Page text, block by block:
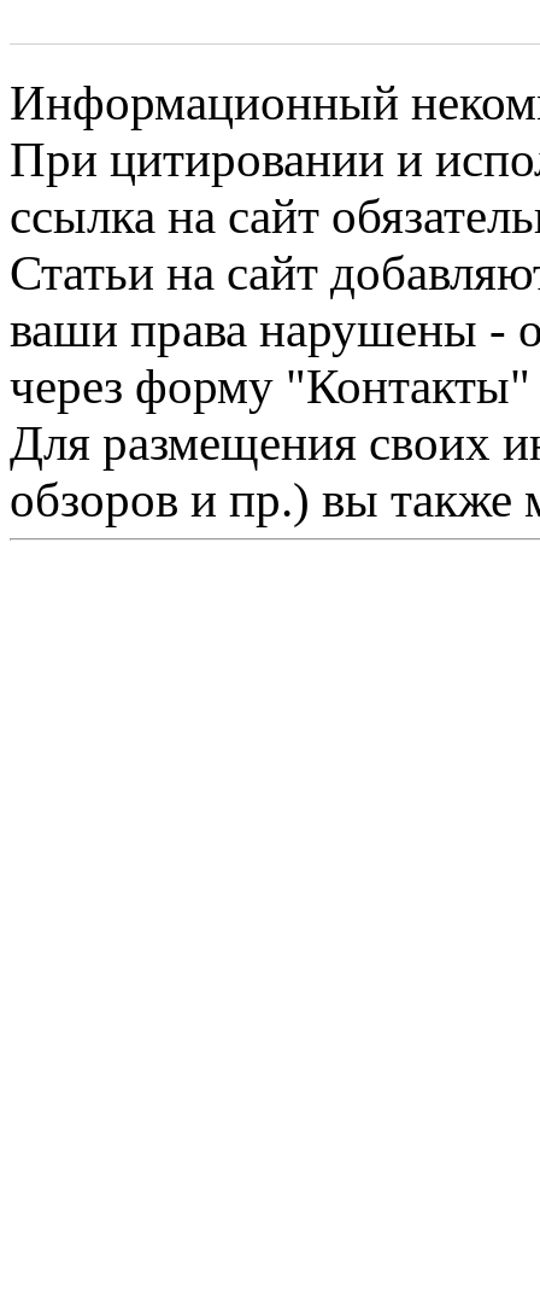
Информационный
При цитировании и
ссылка на сайт
Статьи на сайт
ваши права нарушены -
через форму "Контакты"
Для размещения своих
обзоров и пр.) вы также